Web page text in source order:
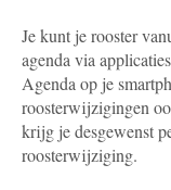
Je kunt je rooster
agenda via
Agenda op je
roosterwijzigingen
krijg je desgewenst
roosterwijziging.